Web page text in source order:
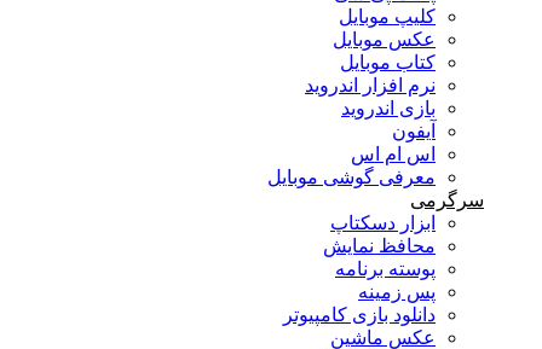
کلیپ موبایل
عکس موبایل
کتاب موبایل
نرم افزار اندروید
بازی اندروید
آیفون
اس ام اس
معرفی گوشی موبایل
سرگرمی
ابزار دسکتاپ
محافظ نمایش
پوسته برنامه
پس زمینه
دانلود بازی کامپیوتر
عکس ماشین